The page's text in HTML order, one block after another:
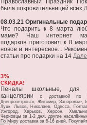
Православный Праздник
была покровительницей всех
08.03.21 Оригинальные
Что подарить к 8 марта
маме? Наш интернет
подарков приготовил к 8
новое и интересное...
статьи про подарки на 14
3%
СКИДКА!
Пеналы школьные, для
канцелярииc доставкой по
Днепропетровск, Житомир, Запорожье,
Луцк, Львов, Николаев, Одесса,
Ужгород, Харьков, Херсон,
Черновцы за 1-2 дня, другие
По Миру доставка за 8-16 дней.